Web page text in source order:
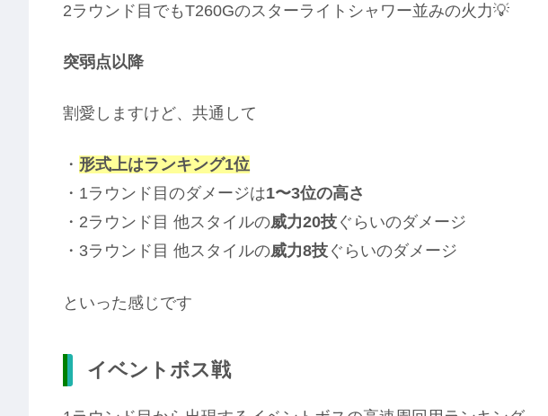
2ラウンド目でもT260Gのスターライトシャワー並みの火力💡
突弱点以降
割愛しますけど、共通して
・ 形式上はランキング1位
・1ラウンド目のダメージは1〜3位の高さ
・2ラウンド目 他スタイルの威力20技ぐらいのダメージ
・3ラウンド目 他スタイルの威力8技ぐらいのダメージ
といった感じです
イベントボス戦